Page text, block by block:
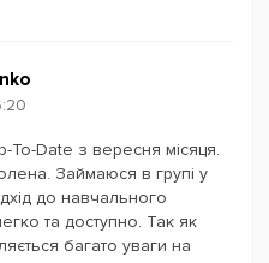
To-Date з вересня місяця.
Займаюся в групі у
до навчального
та доступно. Так як
багато уваги на